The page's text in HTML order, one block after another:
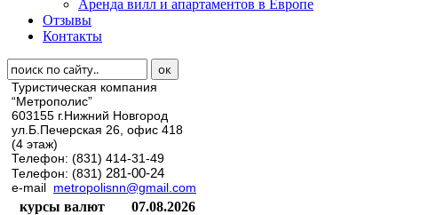
Аренда вилл и апартаментов в Европе
Отзывы
Контакты
Туристическая компания
“Метрополис”
603155 г.Нижний Новгород
ул.Б.Печерская 26, офис 418
(4 этаж)
Телефон: (831) 414-31-49
Телефон: (831) 281-00-24
e-mail metropolisnn@gmail.com
курсы валют
07.08.2026